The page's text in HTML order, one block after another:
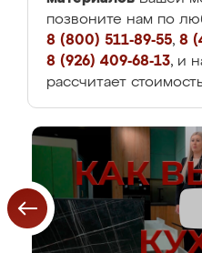
позвоните нам по
8 (800) 511-89-55, 8
8 (926) 409-68-13, и
рассчитает